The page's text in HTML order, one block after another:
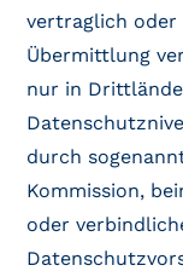
vertraglich
Übermittlung
nur in
durch
Kommission,
oder